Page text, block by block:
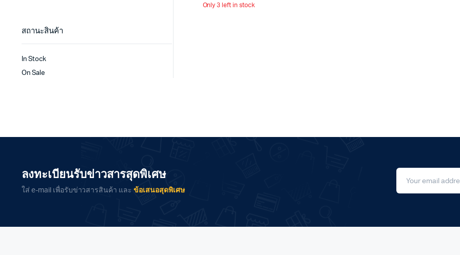
Only 3 left in stock
สถานะสินค้า
In Stock
On Sale
ลงทะเบียนรับข่าวสารสุดพิเศษ
ใส่ e-mail เพื่อรับข่าวสารสินค้า และข้อเสนอสุดพิเศษ